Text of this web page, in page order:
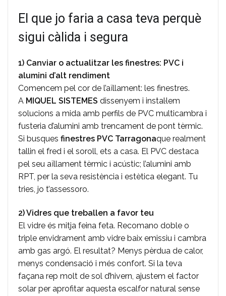
El que jo faria a casa teva perquè
sigui càlida i segura
1) Canviar o actualitzar les finestres: PVC i
alumini d’alt rendiment
Comencem pel cor de l’aïllament: les finestres.
A MIQUEL SISTEMES dissenyem i instal·lem
solucions a mida amb perfils de PVC multicambra i
fusteria d’alumini amb trencament de pont tèrmic.
Si busques finestres PVC Tarragonaque realment
tallin el fred i el soroll, ets a casa. El PVC destaca
pel seu aïllament tèrmic i acústic; l’alumini amb
RPT, per la seva resistència i estètica elegant. Tu
tries, jo t’assessoro.
2) Vidres que treballen a favor teu
El vidre és mitja feina feta. Recomano doble o
triple envidrament amb vidre baix emissiu i cambra
amb gas argó. El resultat? Menys pèrdua de calor,
menys condensació i més confort. Si la teva
façana rep molt de sol d’hivern, ajustem el factor
solar per aprofitar aquesta escalfor natural sense